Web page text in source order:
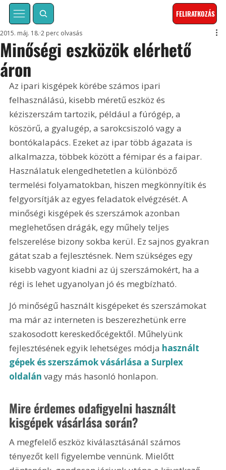
FELIRATKOZÁS
Minőségi eszközök elérhető
áron
2015. máj. 18. 2 perc olvasás
Az ipari kisgépek körébe számos ipari
felhasználású, kisebb méretű eszköz és
kéziszerszám tartozik, például a fúrógép, a
köszörű, a gyalugép, a sarokcsiszoló vagy a
bontókalapács. Ezeket az ipar több ágazata is
alkalmazza, többek között a fémipar és a faipar.
Használatuk elengedhetetlen a különböző
termelési folyamatokban, hiszen megkönnyítik és
felgyorsítják az egyes feladatok elvégzését. A
minőségi kisgépek és szerszámok azonban
meglehetősen drágák, egy műhely teljes
felszerelése bizony sokba kerül. Ez sajnos gyakran
gátat szab a fejlesztésnek. Nem szükséges egy
kisebb vagyont kiadni az új szerszámokért, ha a
régi is lehet ugyanolyan jó és megbízható.
Jó minőségű használt kisgépeket és szerszámokat
ma már az interneten is beszerezhetünk erre
szakosodott kereskedőcégektől. Műhelyünk
fejlesztésének egyik lehetséges módja használt
gépek és szerszámok vásárlása a Surplex
oldalán vagy más hasonló honlapon.
Mire érdemes odafigyelni használt
kisgépek vásárlása során?
A megfelelő eszköz kiválasztásánál számos
tényezőt kell figyelembe vennünk. Mielőtt